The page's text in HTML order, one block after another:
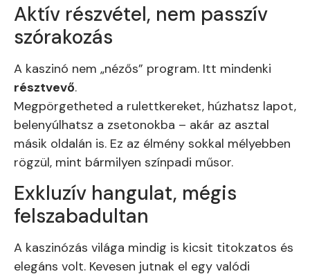
Aktív részvétel, nem passzív
szórakozás
A kaszinó nem „nézős” program. Itt mindenki
résztvevő.
Megpörgetheted a rulettkereket, húzhatsz lapot,
belenyúlhatsz a zsetonokba – akár az asztal
másik oldalán is. Ez az élmény sokkal mélyebben
rögzül, mint bármilyen színpadi műsor.
Exkluzív hangulat, mégis
felszabadultan
A kaszinózás világa mindig is kicsit titokzatos és
elegáns volt. Kevesen jutnak el egy valódi